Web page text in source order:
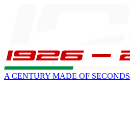
A CENTURY MADE OF SECONDS